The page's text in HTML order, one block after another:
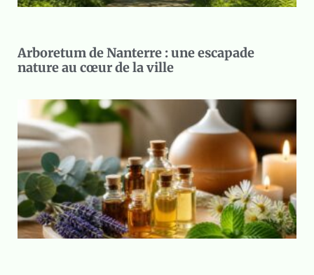
Arboretum de Nanterre : une escapade
nature au cœur de la ville